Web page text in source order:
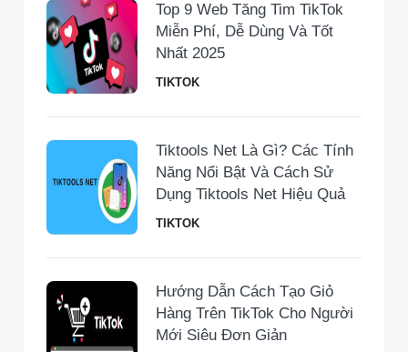
Top 9 Web Tăng Tim TikTok
Miễn Phí, Dễ Dùng Và Tốt
Nhất 2025
TIKTOK
Tiktools Net Là Gì? Các Tính
Năng Nổi Bật Và Cách Sử
Dụng Tiktools Net Hiệu Quả
TIKTOK
Hướng Dẫn Cách Tạo Giỏ
Hàng Trên TikTok Cho Người
Mới Siêu Đơn Giản